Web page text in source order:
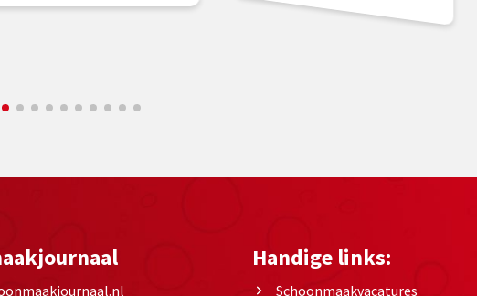
Handige links:
Schoonmaakvacatures